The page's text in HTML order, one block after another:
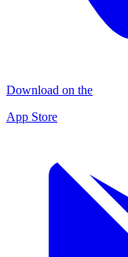
Download on the
App Store